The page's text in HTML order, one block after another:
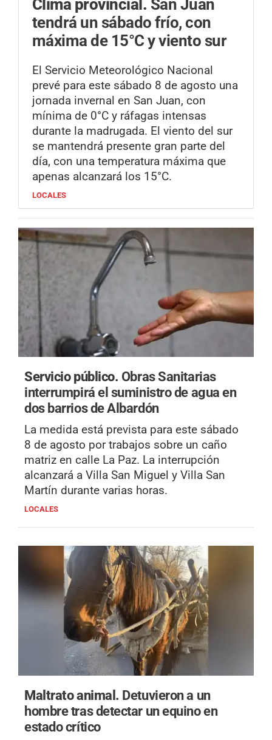
Clima provincial. San Juan
tendrá un sábado frío, con
máxima de 15°C y viento sur
El Servicio Meteorológico Nacional
prevé para este sábado 8 de agosto una
jornada invernal en San Juan, con
mínima de 0°C y ráfagas intensas
durante la madrugada. El viento del sur
se mantendrá presente gran parte del
día, con una temperatura máxima que
apenas alcanzará los 15°C.
LOCALES
Servicio público. Obras Sanitarias
interrumpirá el suministro de agua en
dos barrios de Albardón
La medida está prevista para este sábado
8 de agosto por trabajos sobre un caño
matriz en calle La Paz. La interrupción
alcanzará a Villa San Miguel y Villa San
Martín durante varias horas.
LOCALES
Maltrato animal. Detuvieron a un
hombre tras detectar un equino en
estado crítico